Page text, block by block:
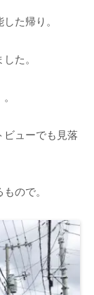
た帰り。
た。
ビューでも見落
ので。